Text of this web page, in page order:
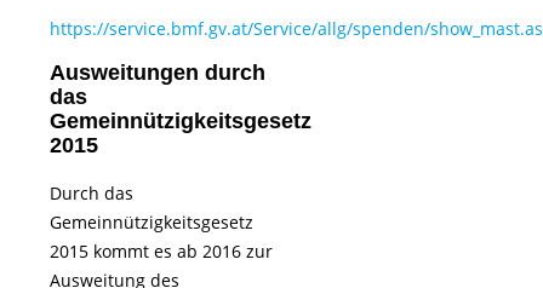
https://service.bmf.gv.at/Service/allg/spenden/
Ausweitungen durch
das
Gemeinnützigkeitsgesetz
2015
Durch das
Gemeinnützigkeitsgesetz
2015 kommt es ab 2016 zur
Ausweitung des